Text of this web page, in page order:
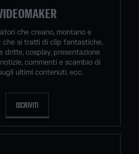
che creano, montano e
che si tratti di clip fantastiche,
dritte, cosplay, presentazione
commenti e scambio di
ultimi contenuti, ecc.
ISCRIVITI